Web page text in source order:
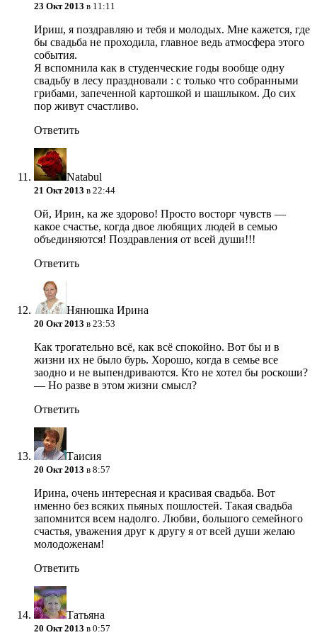
23 Окт 2013 в 11:11
Ириш, я поздравляю и тебя и молодых. Мне кажется, где
бы свадьба не проходила, главное ведь атмосфера этого
события.
Я вспомнила как в студенческие годы вообще одну
свадьбу в лесу праздновали : с только что собранными
грибами, запеченной картошкой и шашлыком. До сих
пор живут счастливо.
Ответить
Natabul
21 Окт 2013 в 22:44
Ой, Ирин, ка же здорово! Просто восторг чувств —
какое счастье, когда двое любящих людей в семью
объединяются! Поздравления от всей души!!!
Ответить
Нянюшка Ирина
20 Окт 2013 в 23:53
Как трогательно всё, как всё спокойно. Вот бы и в
жизни их не было бурь. Хорошо, когда в семье все
заодно и не выпендриваются. Кто не хотел бы роскоши?
— Но разве в этом жизни смысл?
Ответить
Таисия
20 Окт 2013 в 8:57
Ирина, очень интересная и красивая свадьба. Вот
именно без всяких пьяных пошлостей. Такая свадьба
запомнится всем надолго. Любви, большого семейного
счастья, уважения друг к другу я от всей души желаю
молодоженам!
Ответить
Татьяна
20 Окт 2013 в 0:57